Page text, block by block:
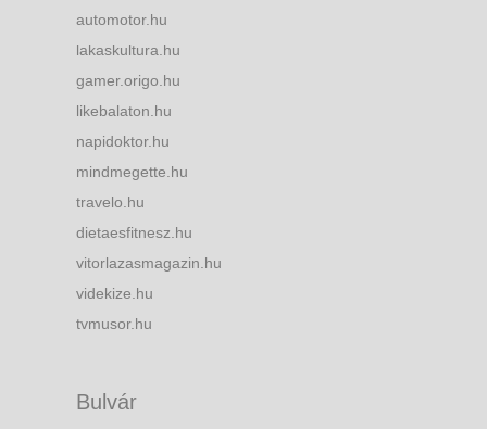
automotor.hu
lakaskultura.hu
gamer.origo.hu
likebalaton.hu
napidoktor.hu
mindmegette.hu
travelo.hu
dietaesfitnesz.hu
vitorlazasmagazin.hu
videkize.hu
tvmusor.hu
Bulvár